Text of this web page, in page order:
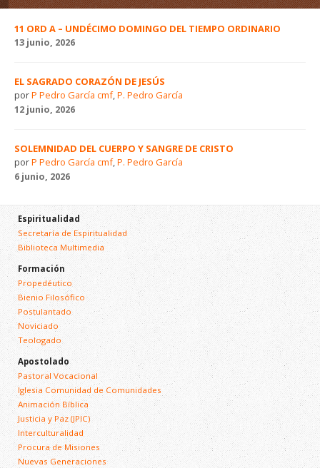
11 ORD A – UNDÉCIMO DOMINGO DEL TIEMPO ORDINARIO
13 junio, 2026
EL SAGRADO CORAZÓN DE JESÚS
porP Pedro García cmf,P. Pedro García
12 junio, 2026
SOLEMNIDAD DEL CUERPO Y SANGRE DE CRISTO
porP Pedro García cmf,P. Pedro García
6 junio, 2026
Espiritualidad
Secretaría de Espiritualidad
Biblioteca Multimedia
Formación
Propedéutico
Bienio Filosófico
Postulantado
Noviciado
Teologado
Apostolado
Pastoral Vocacional
Iglesia Comunidad de Comunidades
Animación Bíblica
Justicia y Paz (JPIC)
Interculturalidad
Procura de Misiones
Nuevas Generaciones